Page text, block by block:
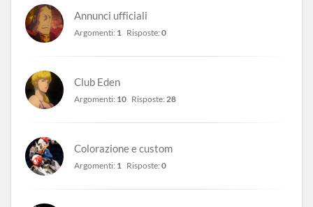
Annunci ufficiali
Argomenti: 1 Risposte: 0
Club Eden
Argomenti: 10 Risposte: 28
Colorazione e custom
Argomenti: 1 Risposte: 0